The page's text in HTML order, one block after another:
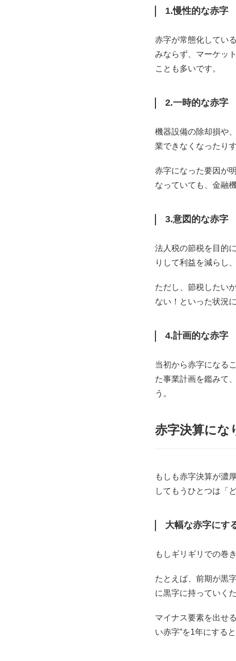
1.慢性的な赤字
赤字が常態化してい
みならず、マーケッ
ことも多いです。
2.一時的な赤字
機器設備の除却損や
業できなくなったり
赤字になった要因が
なっていても、金融
3.意図的な赤字
法人税の節税を目的
りして利益を減らし
ただし、節税したい
ない！といった状況
4.計画的な赤字
当初から赤字になる
た事業計画を鑑みて
う。
赤字決算にな
もしも赤字決算が濃
してもうひとつは「
大幅な赤字にす
もしギリギリでの巻
たとえば、前期が黒
に黒字に持っていく
マイナス要素を出せ
い赤字”を1年にする